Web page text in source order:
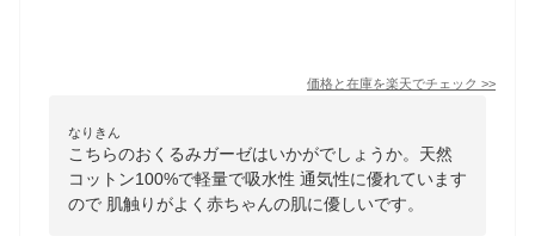
価格と在庫を楽天でチェック >>
なりきん
こちらのおくるみガーゼはいかがでしょうか。天然
コットン100%で軽量で吸水性 通気性に優れています
ので 肌触りがよく赤ちゃんの肌に優しいです。